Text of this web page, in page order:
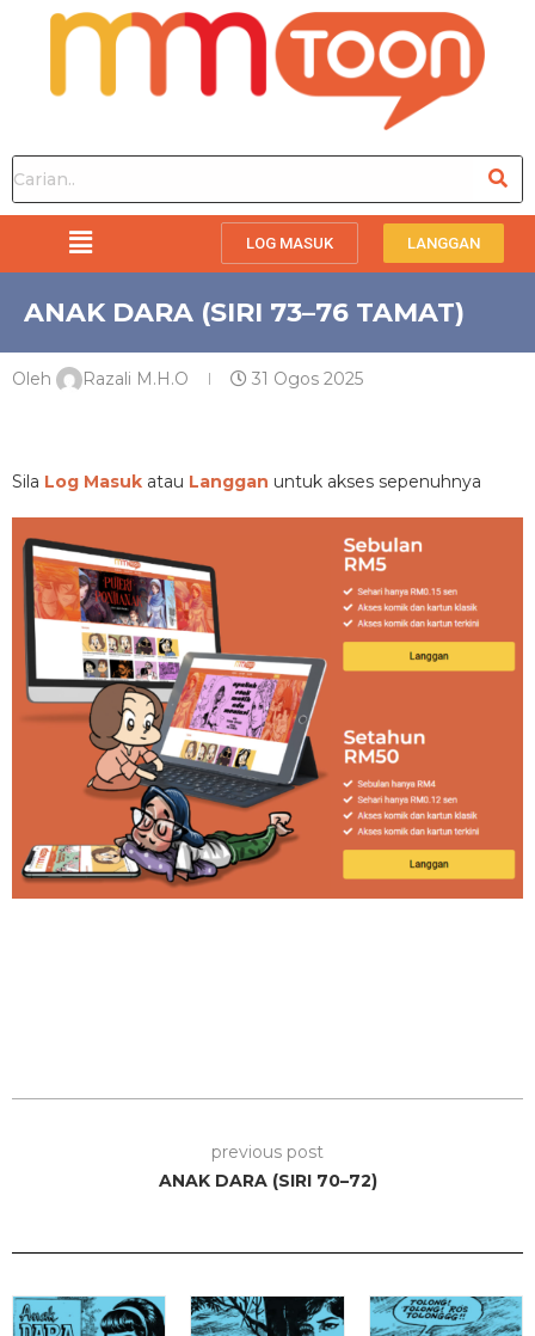
LOG MASUK LANGGAN
ANAK DARA (SIRI 73–76 TAMAT)
Oleh Razali M.H.O 31 Ogos 2025
Sila Log Masuk atau Langgan untuk akses sepenuhnya
previous post
ANAK DARA (SIRI 70–72)